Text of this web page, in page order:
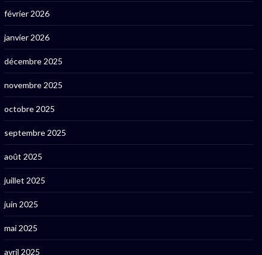
février 2026
janvier 2026
décembre 2025
novembre 2025
octobre 2025
septembre 2025
août 2025
juillet 2025
juin 2025
mai 2025
avril 2025